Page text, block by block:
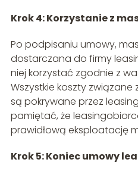
Krok 4: Korzystanie z
Po podpisaniu umowy,
dostarczana do firmy
niej korzystać zgodnie z
Wszystkie koszty
są pokrywane przez
pamiętać, że
prawidłową eksploatację
Krok 5: Koniec umowy